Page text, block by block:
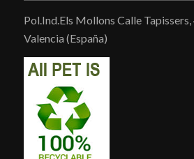
Pol.Ind.Els Mollons Calle Tapissers,
Valencia (España)